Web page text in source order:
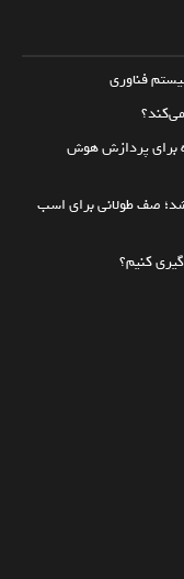
فناوری
اولین تراشه حافظه با بیش از ۴۰۰ لایه برای پردازش هوش
تا پایان سال ۲۰۲۷ فروخته شد؛ صف طولانی برای اسب
کنیم؟